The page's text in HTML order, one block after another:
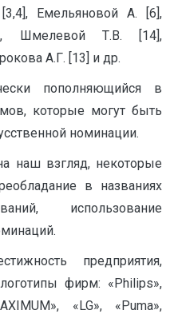
Емельяновой А. [6],
Шмелевой Т.В. [14],
А.Г. [13] и др.
пополняющийся в
которые могут быть
номинации.
наш взгляд, некоторые
в названиях
использование
предприятия,
фирм: «Philips»,
«LG», «Puma»,